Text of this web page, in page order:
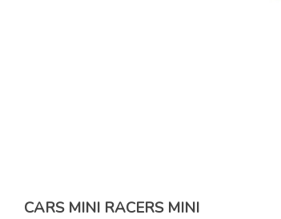
CARS MINI RACERS MINI